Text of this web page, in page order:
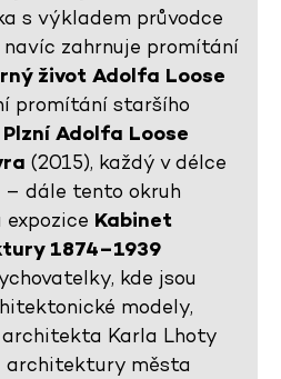
s výkladem průvodce
navíc zahrnuje promítání
život Adolfa Loose
promítání staršího
Plzní Adolfa Loose
(2015), každý v délce
dále tento okruh
Kabinet
1874–1939
kde jsou
modely,
Karla Lhoty
architektury města